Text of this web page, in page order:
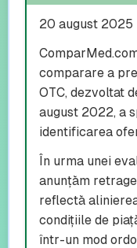
20 august 2025
comparare a
OTC, dezvoltat
august 2022, a
identificarea
În urma unei
anunțăm
reflectă
condițiile de
într-un mod